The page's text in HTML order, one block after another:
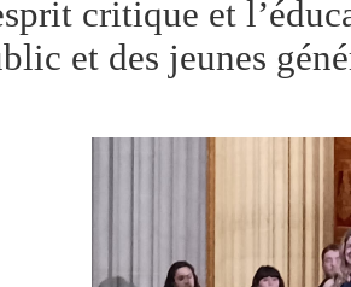
critique et
et des jeunes